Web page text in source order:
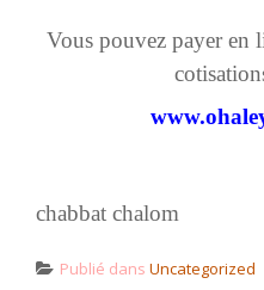
Vous pouvez payer en
chabbat chalom
Publié dans Uncategorized